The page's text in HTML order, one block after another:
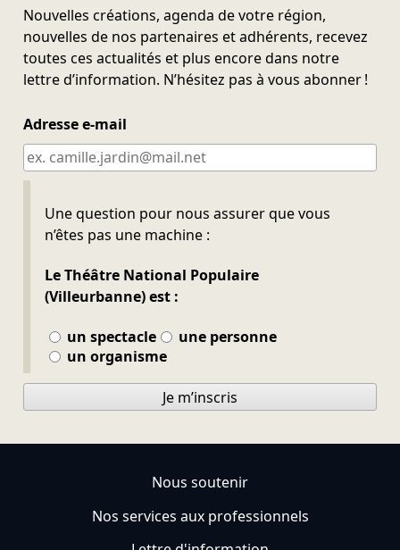
Nouvelles créations, agenda de votre région,
nouvelles de nos partenaires et adhérents, recevez
toutes ces actualités et plus encore dans notre
lettre d’information. N’hésitez pas à vous abonner !
Adresse e-mail
Une question pour nous assurer que vous
n’êtes pas une machine :
Le Théâtre National Populaire
(Villeurbanne) est :
un spectacle
une personne
un organisme
Ne pas remplir
Je m’inscris
Nous soutenir
Nos services aux professionnels